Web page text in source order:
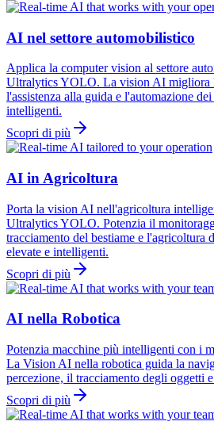
AI nel settore automobilistico
Applica la computer vision al settore
Ultralytics YOLO. La vision AI migliora
l'assistenza alla guida e l'automazione
intelligenti.
Scopri di più
AI in Agricoltura
Porta la vision AI nell'agricoltura
Ultralytics YOLO. Potenzia il
tracciamento del bestiame e l'agricoltura
elevate e intelligenti.
Scopri di più
AI nella Robotica
Potenzia macchine più intelligenti con i
La Vision AI nella robotica guida la
percezione, il tracciamento degli oggetti
Scopri di più